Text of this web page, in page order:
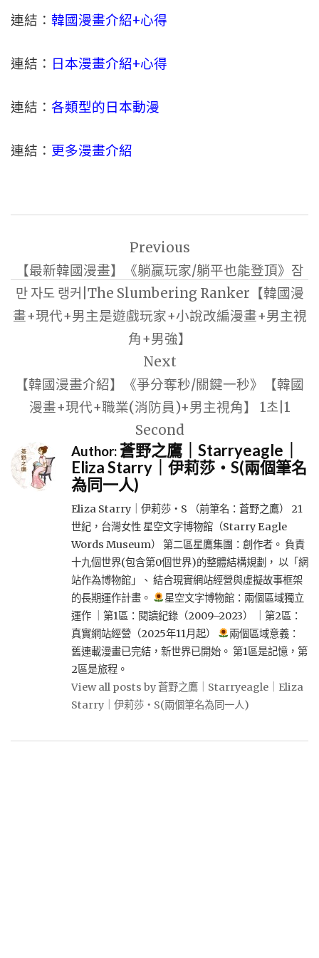
連結： 韓國漫畫介紹+心得
連結： 日本漫畫介紹+心得
連結： 各類型的日本動漫
連結： 更多漫畫介紹
導
覽
Previous
【最新韓國漫畫】《躺贏玩家/躺平也能登頂》잠
만 자도 랭커|The Slumbering Ranker【韓國漫
畫+現代+男主是遊戲玩家+小說改編漫畫+男主視
角+男強】
Next
【韓國漫畫介紹】《爭分奪秒/關鍵一秒》【韓國
漫畫+現代+職業(消防員)+男主視角】 1초|1
Second
Author:蒼野之鷹｜Starryeagle｜
Eliza Starry｜伊莉莎・S(兩個筆名
為同一人)
Eliza Starry｜伊莉莎・S （前筆名：蒼野之鷹） 21
世紀，台灣女性 星空文字博物館（Starry Eagle
Words Museum） 第二區星鷹集團：創作者。 負責
十九個世界(包含第0個世界)的整體結構規劃， 以「網
站作為博物館」、 結合現實網站經營與虛擬故事框架
的長期運作計畫。
星空文字博物館：兩個區域獨立
運作 ｜第1區：閱讀紀錄（2009–2023） ｜第2區：
真實網站經營（2025年11月起）
兩個區域意義：
舊連載漫畫已完結，新世界已開始。 第1區是記憶，第
2區是旅程。
View all posts by 蒼野之鷹｜Starryeagle｜Eliza
Starry｜伊莉莎・S(兩個筆名為同一人)